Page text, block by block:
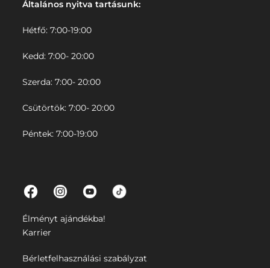
Általános nyitva tartásunk:
Hétfő: 7:00-19:00
Kedd: 7:00- 20:00
Szerda: 7:00- 20:00
Csütörtök: 7:00- 20:00
Péntek: 7:00-19:00
Élményt ajándékba!
Karrier
Bérletfelhasználási szabályzat